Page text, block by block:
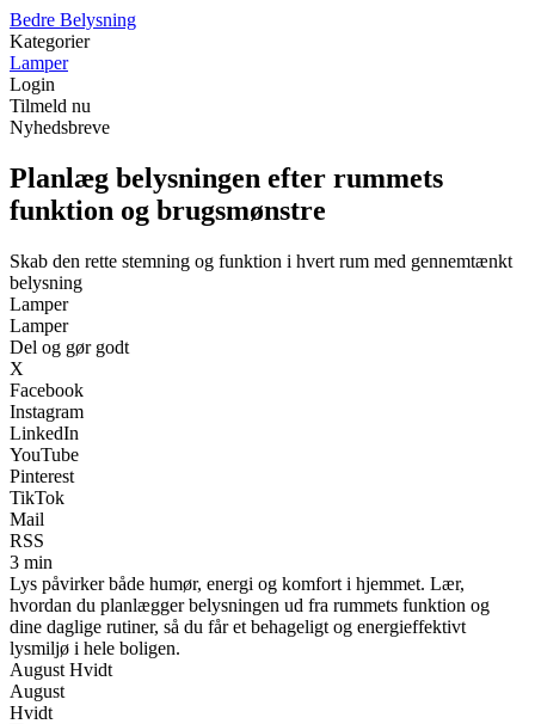
Bedre Belysning
Kategorier
Lamper
Login
Tilmeld nu
Nyhedsbreve
Planlæg belysningen efter rummets
funktion og brugsmønstre
Skab den rette stemning og funktion i hvert rum med gennemtænkt
belysning
Lamper
Lamper
Del og gør godt
X
Facebook
Instagram
LinkedIn
YouTube
Pinterest
TikTok
Mail
RSS
3 min
Lys påvirker både humør, energi og komfort i hjemmet. Lær,
hvordan du planlægger belysningen ud fra rummets funktion og
dine daglige rutiner, så du får et behageligt og energieffektivt
lysmiljø i hele boligen.
August Hvidt
August
Hvidt